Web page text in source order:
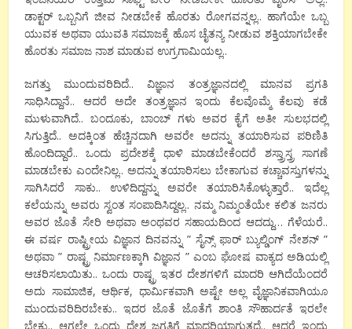
ಡಾಕ್ಟರ್ ಒಬ್ಬನಿಗೆ ಜೀವ ನೀಡಬೇಕೆ ಹೊರತು ರೋಗವನ್ನಲ್ಲ.. ಹಾಗೆಯೇ ಒಬ್ಬ
ಯುವಕ ಅಥವಾ ಯುವತಿ ಸಮಾಜಕ್ಕೆ ಹೊಸ ಚೈತನ್ಯ ನೀಡುವ ಶಕ್ತಿಯಾಗಬೇಕೇ
ಹೊರತು ಸಮಾಜ ನಾಶ ಮಾಡುವ ಉಗ್ರಗಾಮಿಯಲ್ಲ..
ಜಗತ್ತು ಮುಂದುವರಿದಿದೆ.. ವಿಜ್ಞಾನ ತಂತ್ರಜ್ಞಾನದಲ್ಲಿ ಮಾನವ ಪ್ರಗತಿ
ಸಾಧಿಸಿದ್ದಾನೆ.. ಆದರೆ ಅದೇ ತಂತ್ರಜ್ಞಾನ ಇಂದು ಕೆಲವೊಮ್ಮೆ ಕೆಲವು ಕಡೆ
ಮುಳುವಾಗಿದೆ.. ಬಂದೂಕು, ಬಾಂಬ್ ಗಳು ಅವರ ಕೈಗೆ ಅತೀ ಸುಲಭದಲ್ಲಿ
ಸಿಗುತ್ತಿದೆ.. ಅದಕ್ಕಿಂತ ಹೆಚ್ಚಿನದಾಗಿ ಅವರೇ ಅದನ್ನು ತಯಾರಿಸುವ ಪರಿಣಿತಿ
ಹೊಂದಿದ್ದಾರೆ.. ಒಂದು ಪ್ರದೇಶಕ್ಕೆ ಧಾಳಿ ಮಾಡಬೇಕೆಂದರೆ ಶಸ್ತ್ರಾಸ್ತ್ರ ಸಾಗಣೆ
ಮಾಡಬೇಕು ಎಂದೇನಿಲ್ಲ.. ಅದನ್ನು ತಯಾರಿಸಲು ಬೇಕಾಗುವ ಕಚ್ಚಾವಸ್ತುಗಳನ್ನು
ಸಾಗಿಸಿದರೆ ಸಾಕು.. ಉಳಿದಿದ್ದನ್ನು ಅವರೇ ತಯಾರಿಸಿಕೊಳ್ಳುತ್ತಾರೆ.. ಇದೆಲ್ಲ
ಕಲೆಯನ್ನು ಅವರು ಸ್ವಂತ ಸಂಪಾದಿಸಿದ್ದಲ್ಲ.. ನಮ್ಮ ನಿಮ್ಮಂತೆಯೇ ಕಲಿತ ಜನರು
ಅವರ ಜೊತೆ ಸೇರಿ ಅಥವಾ ಅಂಥವರ ಸಹಾಯದಿಂದ ಆದದ್ದು… ಗೆಳೆಯರೆ..
ಈ ವರ್ಷ ರಾಷ್ಟ್ರೀಯ ವಿಜ್ಞಾನ ದಿನವನ್ನು ” ಸೈನ್ಸ್ ಫಾರ್ ಬ್ಯುಲ್ಡಿಂಗ್ ನೇಶನ್ ”
ಅಥವಾ ” ರಾಷ್ಟ್ರ ನಿರ್ಮಾಣಕ್ಕಾಗಿ ವಿಜ್ಞಾನ ” ಎಂಬ ಘೋಷ ವಾಕ್ಯದ ಅಡಿಯಲ್ಲಿ
ಆಚರಿಸಲಾಯಿತು.. ಒಂದು ರಾಷ್ಟ್ರ ಇತರ ದೇಶಗಳಿಗೆ ಮಾದರಿ ಆಗಿದೆಯೆಂದರೆ
ಅದು ಸಾಮಾಜಿಕ, ಆರ್ಥಿಕ, ಧಾರ್ಮಿಕವಾಗಿ ಅಷ್ಟೇ ಅಲ್ಲ ವೈಜ್ಞಾನಿಕವಾಗಿಯೂ
ಮುಂದುವರಿದಿರಬೇಕು.. ಇದರ ಜೊತೆ ಜೊತೆಗೆ ಶಾಂತಿ ಸೌಹಾರ್ದತೆ ಇರಲೇ
ಬೇಕು.. ಆಗಲೇ ಒಂದು ದೇಶ ಜಗತ್ತಿಗೆ ಮಾದರಿಯಾಗುತ್ತದೆ.. ಆದರೆ ಇಂದು